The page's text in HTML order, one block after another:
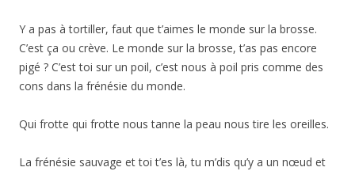
Y a pas à tortiller, faut que t’aimes le monde sur la brosse.
C’est ça ou crève. Le monde sur la brosse, t’as pas encore
pigé ? C’est toi sur un poil, c’est nous à poil pris comme des
cons dans la frénésie du monde.
Qui frotte qui frotte nous tanne la peau nous tire les oreilles.
La frénésie sauvage et toi t’es là, tu m’dis qu’y a un nœud et